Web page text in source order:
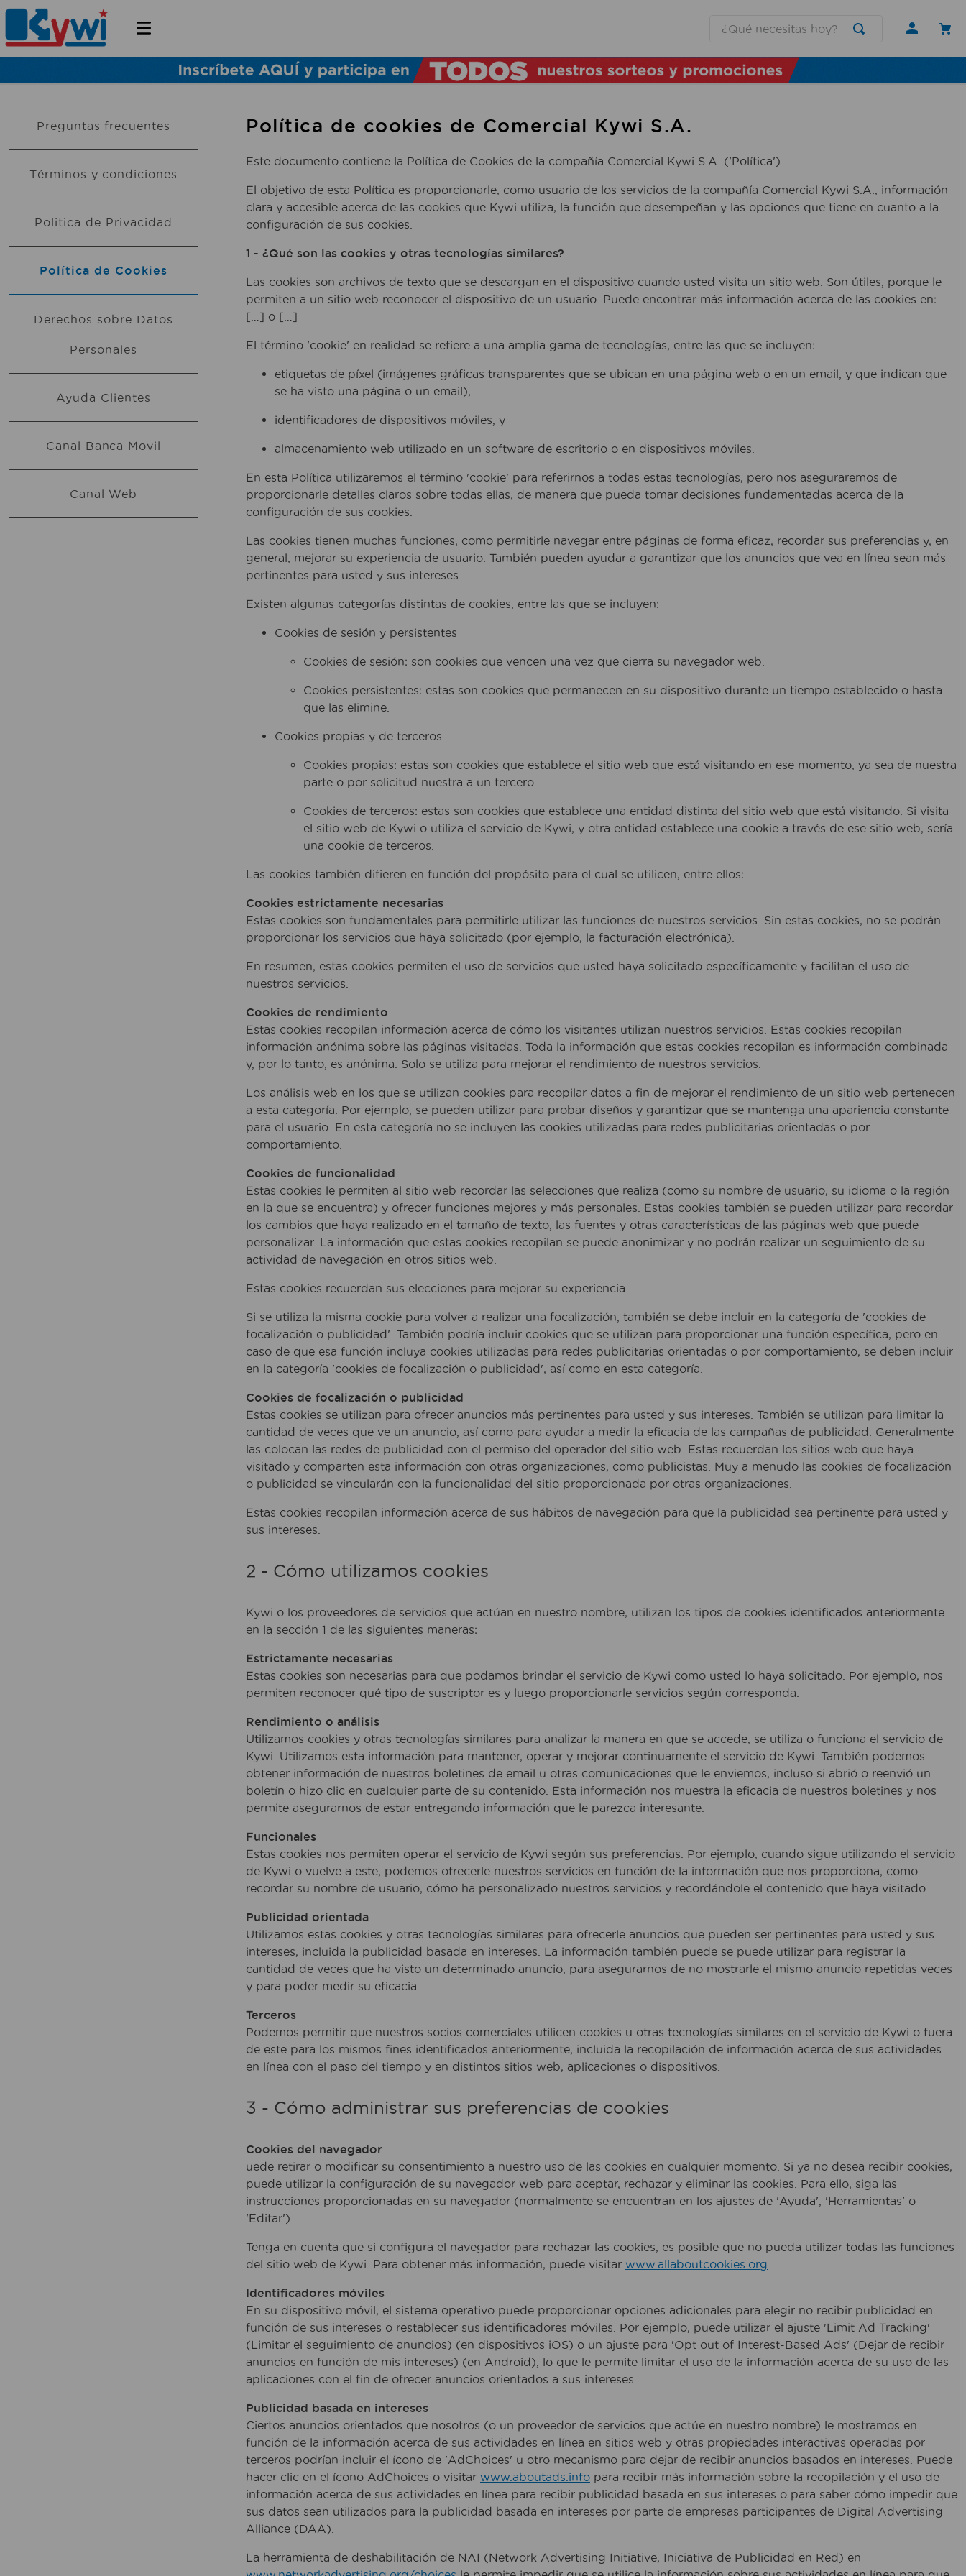
Preguntas frecuentes
Términos y condiciones
Politica de Privacidad
Política de Cookies
Derechos sobre Datos
Personales
Ayuda Clientes
Canal Banca Movil
Canal Web
Política de cookies de Comercial Kywi S.A.
Este documento contiene la Política de Cookies de la compañía Comercial Kywi S.A. ('Política')
El objetivo de esta Política es proporcionarle, como usuario de los servicios de la compañía Comercial Kywi S.A., información
clara y accesible acerca de las cookies que Kywi utiliza, la función que desempeñan y las opciones que tiene en cuanto a la
configuración de sus cookies.
1 - ¿Qué son las cookies y otras tecnologías similares?
Las cookies son archivos de texto que se descargan en el dispositivo cuando usted visita un sitio web. Son útiles, porque le
permiten a un sitio web reconocer el dispositivo de un usuario. Puede encontrar más información acerca de las cookies en:
[…] o […]
El término 'cookie' en realidad se refiere a una amplia gama de tecnologías, entre las que se incluyen:
etiquetas de píxel (imágenes gráficas transparentes que se ubican en una página web o en un email, y que indican que
se ha visto una página o un email),
identificadores de dispositivos móviles, y
almacenamiento web utilizado en un software de escritorio o en dispositivos móviles.
En esta Política utilizaremos el término 'cookie' para referirnos a todas estas tecnologías, pero nos aseguraremos de
proporcionarle detalles claros sobre todas ellas, de manera que pueda tomar decisiones fundamentadas acerca de la
configuración de sus cookies.
Las cookies tienen muchas funciones, como permitirle navegar entre páginas de forma eficaz, recordar sus preferencias y, en
general, mejorar su experiencia de usuario. También pueden ayudar a garantizar que los anuncios que vea en línea sean más
pertinentes para usted y sus intereses.
Existen algunas categorías distintas de cookies, entre las que se incluyen:
Cookies de sesión y persistentes
Cookies de sesión: son cookies que vencen una vez que cierra su navegador web.
Cookies persistentes: estas son cookies que permanecen en su dispositivo durante un tiempo establecido o hasta
que las elimine.
Cookies propias y de terceros
Cookies propias: estas son cookies que establece el sitio web que está visitando en ese momento, ya sea de nuestra
parte o por solicitud nuestra a un tercero
Cookies de terceros: estas son cookies que establece una entidad distinta del sitio web que está visitando. Si visita
el sitio web de Kywi o utiliza el servicio de Kywi, y otra entidad establece una cookie a través de ese sitio web, sería
una cookie de terceros.
Las cookies también difieren en función del propósito para el cual se utilicen, entre ellos:
Cookies estrictamente necesarias
Estas cookies son fundamentales para permitirle utilizar las funciones de nuestros servicios. Sin estas cookies, no se podrán
proporcionar los servicios que haya solicitado (por ejemplo, la facturación electrónica).
En resumen, estas cookies permiten el uso de servicios que usted haya solicitado específicamente y facilitan el uso de
nuestros servicios.
Cookies de rendimiento
Estas cookies recopilan información acerca de cómo los visitantes utilizan nuestros servicios. Estas cookies recopilan
información anónima sobre las páginas visitadas. Toda la información que estas cookies recopilan es información combinada
y, por lo tanto, es anónima. Solo se utiliza para mejorar el rendimiento de nuestros servicios.
Los análisis web en los que se utilizan cookies para recopilar datos a fin de mejorar el rendimiento de un sitio web pertenecen
a esta categoría. Por ejemplo, se pueden utilizar para probar diseños y garantizar que se mantenga una apariencia constante
para el usuario. En esta categoría no se incluyen las cookies utilizadas para redes publicitarias orientadas o por
comportamiento.
Cookies de funcionalidad
Estas cookies le permiten al sitio web recordar las selecciones que realiza (como su nombre de usuario, su idioma o la región
en la que se encuentra) y ofrecer funciones mejores y más personales. Estas cookies también se pueden utilizar para recordar
los cambios que haya realizado en el tamaño de texto, las fuentes y otras características de las páginas web que puede
personalizar. La información que estas cookies recopilan se puede anonimizar y no podrán realizar un seguimiento de su
actividad de navegación en otros sitios web.
Estas cookies recuerdan sus elecciones para mejorar su experiencia.
Si se utiliza la misma cookie para volver a realizar una focalización, también se debe incluir en la categoría de 'cookies de
focalización o publicidad'. También podría incluir cookies que se utilizan para proporcionar una función específica, pero en
caso de que esa función incluya cookies utilizadas para redes publicitarias orientadas o por comportamiento, se deben incluir
en la categoría 'cookies de focalización o publicidad', así como en esta categoría.
Cookies de focalización o publicidad
Estas cookies se utilizan para ofrecer anuncios más pertinentes para usted y sus intereses. También se utilizan para limitar la
cantidad de veces que ve un anuncio, así como para ayudar a medir la eficacia de las campañas de publicidad. Generalmente
las colocan las redes de publicidad con el permiso del operador del sitio web. Estas recuerdan los sitios web que haya
visitado y comparten esta información con otras organizaciones, como publicistas. Muy a menudo las cookies de focalización
o publicidad se vincularán con la funcionalidad del sitio proporcionada por otras organizaciones.
Estas cookies recopilan información acerca de sus hábitos de navegación para que la publicidad sea pertinente para usted y
sus intereses.
2 - Cómo utilizamos cookies
Kywi o los proveedores de servicios que actúan en nuestro nombre, utilizan los tipos de cookies identificados anteriormente
en la sección 1 de las siguientes maneras:
Estrictamente necesarias
Estas cookies son necesarias para que podamos brindar el servicio de Kywi como usted lo haya solicitado. Por ejemplo, nos
permiten reconocer qué tipo de suscriptor es y luego proporcionarle servicios según corresponda.
Rendimiento o análisis
Utilizamos cookies y otras tecnologías similares para analizar la manera en que se accede, se utiliza o funciona el servicio de
Kywi. Utilizamos esta información para mantener, operar y mejorar continuamente el servicio de Kywi. También podemos
obtener información de nuestros boletines de email u otras comunicaciones que le enviemos, incluso si abrió o reenvió un
boletín o hizo clic en cualquier parte de su contenido. Esta información nos muestra la eficacia de nuestros boletines y nos
permite asegurarnos de estar entregando información que le parezca interesante.
Funcionales
Estas cookies nos permiten operar el servicio de Kywi según sus preferencias. Por ejemplo, cuando sigue utilizando el servicio
de Kywi o vuelve a este, podemos ofrecerle nuestros servicios en función de la información que nos proporciona, como
recordar su nombre de usuario, cómo ha personalizado nuestros servicios y recordándole el contenido que haya visitado.
Publicidad orientada
Utilizamos estas cookies y otras tecnologías similares para ofrecerle anuncios que pueden ser pertinentes para usted y sus
intereses, incluida la publicidad basada en intereses. La información también puede se puede utilizar para registrar la
cantidad de veces que ha visto un determinado anuncio, para asegurarnos de no mostrarle el mismo anuncio repetidas veces
y para poder medir su eficacia.
Terceros
Podemos permitir que nuestros socios comerciales utilicen cookies u otras tecnologías similares en el servicio de Kywi o fuera
de este para los mismos fines identificados anteriormente, incluida la recopilación de información acerca de sus actividades
en línea con el paso del tiempo y en distintos sitios web, aplicaciones o dispositivos.
3 - Cómo administrar sus preferencias de cookies
Cookies del navegador
uede retirar o modificar su consentimiento a nuestro uso de las cookies en cualquier momento. Si ya no desea recibir cookies,
puede utilizar la configuración de su navegador web para aceptar, rechazar y eliminar las cookies. Para ello, siga las
instrucciones proporcionadas en su navegador (normalmente se encuentran en los ajustes de 'Ayuda', 'Herramientas' o
'Editar').
Tenga en cuenta que si configura el navegador para rechazar las cookies, es posible que no pueda utilizar todas las funciones
del sitio web de Kywi. Para obtener más información, puede visitar www.allaboutcookies.org
Identificadores móviles
En su dispositivo móvil, el sistema operativo puede proporcionar opciones adicionales para elegir no recibir publicidad en
función de sus intereses o restablecer sus identificadores móviles. Por ejemplo, puede utilizar el ajuste 'Limit Ad Tracking'
(Limitar el seguimiento de anuncios) (en dispositivos iOS) o un ajuste para 'Opt out of Interest-Based Ads' (Dejar de recibir
anuncios en función de mis intereses) (en Android), lo que le permite limitar el uso de la información acerca de su uso de las
aplicaciones con el fin de ofrecer anuncios orientados a sus intereses.
Publicidad basada en intereses
Ciertos anuncios orientados que nosotros (o un proveedor de servicios que actúe en nuestro nombre) le mostramos en
función de la información acerca de sus actividades en línea en sitios web y otras propiedades interactivas operadas por
terceros podrían incluir el ícono de 'AdChoices' u otro mecanismo para dejar de recibir anuncios basados en intereses. Puede
hacer clic en el ícono AdChoices o visitar www.aboutads.info para recibir más información sobre la recopilación y el uso de
información acerca de sus actividades en línea para recibir publicidad basada en sus intereses o para saber cómo impedir que
sus datos sean utilizados para la publicidad basada en intereses por parte de empresas participantes de Digital Advertising
Alliance (DAA).
La herramienta de deshabilitación de NAI (Network Advertising Initiative, Iniciativa de Publicidad en Red) en
TÉRMINOS MÁS BUSCADOS
1
lamparas
3 .
silla
lampara
.
escritorio
8.
aspiradora
9.
fregadero
10. taladro